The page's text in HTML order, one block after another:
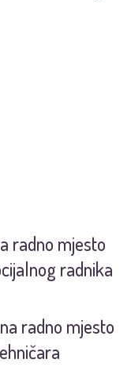
radno mjesto
radnika
radno mjesto